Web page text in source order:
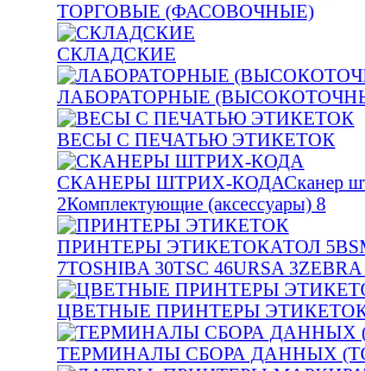
ТОРГОВЫЕ (ФАСОВОЧНЫЕ)
СКЛАДСКИЕ
ЛАБОРАТОРНЫЕ
ВЕСЫ С ПЕЧАТЬЮ ЭТИКЕТОК
СКАНЕРЫ ШТРИХ-КОДАСканер
2Комплектующие (аксессуары) 8
ПРИНТЕРЫ ЭТИКЕТОКАТОЛ 5
7TOSHIBA 30TSC 46URSA 3ZEBRA
ЦВЕТНЫЕ ПРИНТЕРЫ
ТЕРМИНАЛЫ СБОРА ДАННЫХ